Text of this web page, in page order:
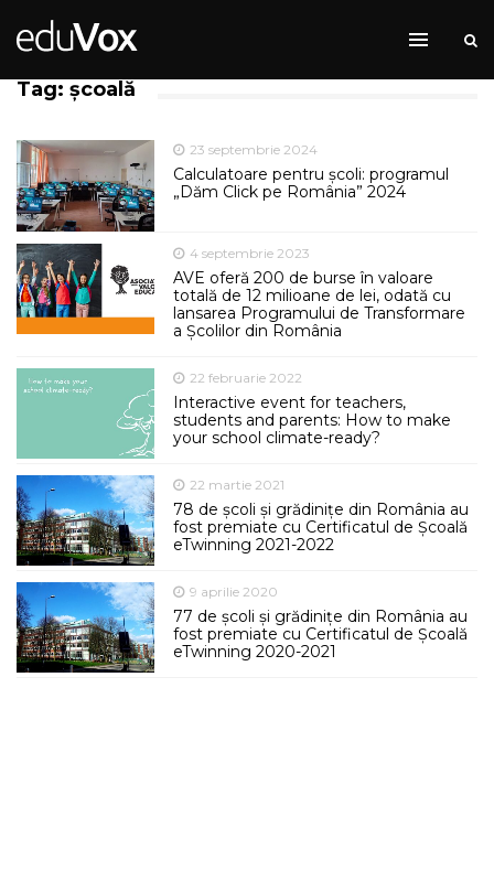
Tag: școală
23 septembrie 2024
Calculatoare pentru școli: programul
„Dăm Click pe România” 2024
4 septembrie 2023
AVE oferă 200 de burse în valoare
totală de 12 milioane de lei, odată cu
lansarea Programului de Transformare
a Școlilor din România
22 februarie 2022
Interactive event for teachers,
students and parents: How to make
your school climate-ready?
22 martie 2021
78 de școli și grădinițe din România au
fost premiate cu Certificatul de Școală
eTwinning 2021-2022
9 aprilie 2020
77 de școli și grădinițe din România au
fost premiate cu Certificatul de Școală
eTwinning 2020-2021